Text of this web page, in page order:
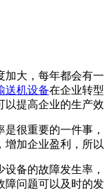
，每年都会有一
送机设备在企业转
提高企业的生产
重要的一件事，
加企业盈利，所
的故障发生率，
问题可以及时的发